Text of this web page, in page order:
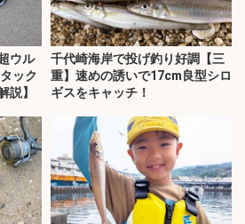
ウル
ック
説】
千代崎海岸で投げ釣り好調【三
重】速めの誘いで17cm良型シロ
ギスをキャッチ！